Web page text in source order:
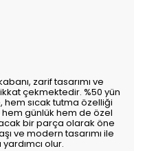
zarif tasarımı ve
çekmektedir. %50 yün
sıcak tutma özelliği
günlük hem de özel
bir parça olarak öne
ve modern tasarımı ile
olur.